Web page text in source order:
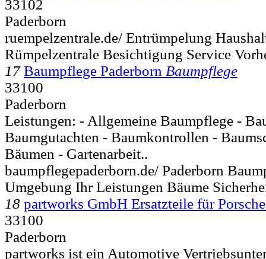
33102
Paderborn
ruempelzentrale.de/ Entrümpelung
Rümpelzentrale Besichtigung Service
17 Baumpflege Paderborn Baumpflege
33100
Paderborn
Leistungen: - Allgemeine Baumpflege -
Baumgutachten - Baumkontrollen -
Bäumen - Gartenarbeit..
baumpflegepaderborn.de/ Paderborn
Umgebung Ihr Leistungen Bäume
18 partworks GmbH Ersatzteile für Porsche
33100
Paderborn
partworks ist ein Automotive